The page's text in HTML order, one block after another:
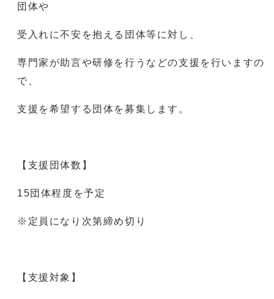
団体や
受入れに不安を抱える団体等に対し、
専門家が助言や研修を行うなどの支援を行いますの
で、
支援を希望する団体を募集します。
【支援団体数】
15団体程度を予定
※定員になり次第締め切り
【支援対象】